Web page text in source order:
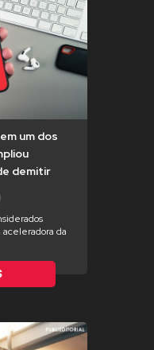
um dos
demitir
da